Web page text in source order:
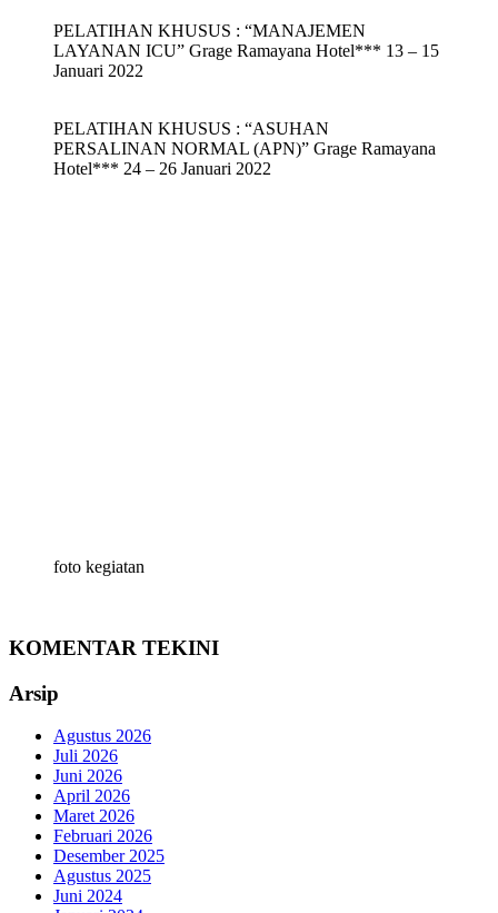
PELATIHAN KHUSUS : “MANAJEMEN
LAYANAN ICU” Grage Ramayana Hotel*** 13 – 15
Januari 2022
PELATIHAN KHUSUS : “ASUHAN
PERSALINAN NORMAL (APN)” Grage Ramayana
Hotel*** 24 – 26 Januari 2022
foto kegiatan
KOMENTAR TEKINI
Arsip
Agustus 2026
Juli 2026
Juni 2026
April 2026
Maret 2026
Februari 2026
Desember 2025
Agustus 2025
Juni 2024